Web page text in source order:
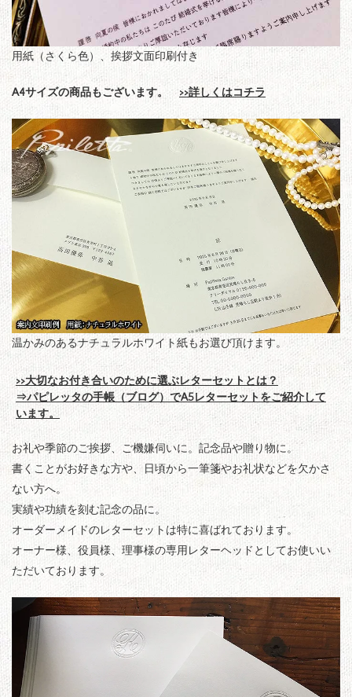
用紙（さくら色）、挨拶文面印刷付き
A4サイズの商品もございます。>>詳しくはコチラ
温かみのあるナチュラルホワイト紙もお選び頂けます。
>>大切なお付き合いのために選ぶレターセットとは？
⇒パピレッタの手帳（ブログ）でA5レターセットをご紹介して
います。
お礼や季節のご挨拶、ご機嫌伺いに。記念品や贈り物に。
書くことがお好きな方や、日頃から一筆箋やお礼状などを欠かさ
ない方へ。
実績や功績を刻む記念の品に。
オーダーメイドのレターセットは特に喜ばれております。
オーナー様、役員様、理事様の専用レターヘッドとしてお使いい
ただいております。